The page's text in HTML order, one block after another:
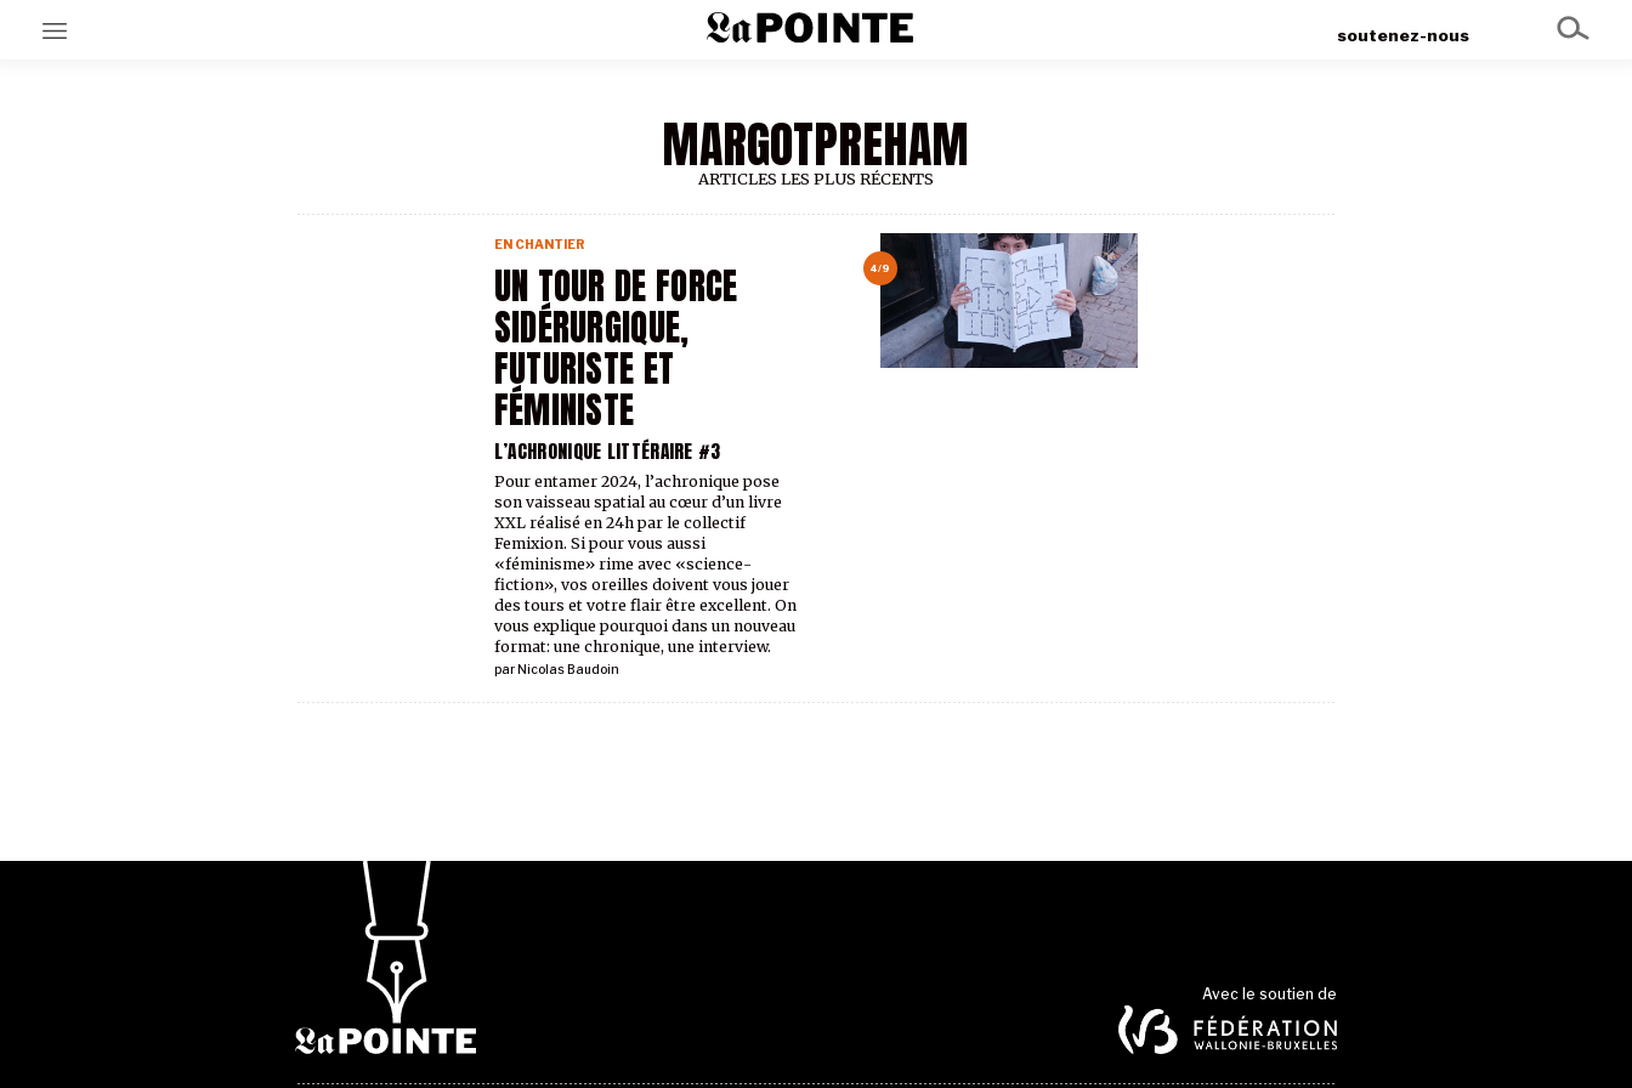
soutenez-nous
MARGOTPREHAM
ARTICLES LES PLUS RÉCENTS
4/9
UN TOUR DE FORCE
SIDÉRURGIQUE,
FUTURISTE ET
FÉMINISTE
L’ACHRONIQUE LITTÉRAIRE #3
EN CHANTIER
par Nicolas Baudoin
Pour entamer 2024, l’achronique pose
son vaisseau spatial au cœur d’un livre
XXL réalisé en 24h par le collectif
Femixion. Si pour vous aussi
«féminisme» rime avec «science-
fiction», vos oreilles doivent vous jouer
des tours et votre flair être excellent. On
vous explique pourquoi dans un nouveau
format: une chronique, une interview.
Avec le soutien de